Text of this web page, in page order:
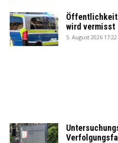
wird vermisst
5. August 2026 17:22